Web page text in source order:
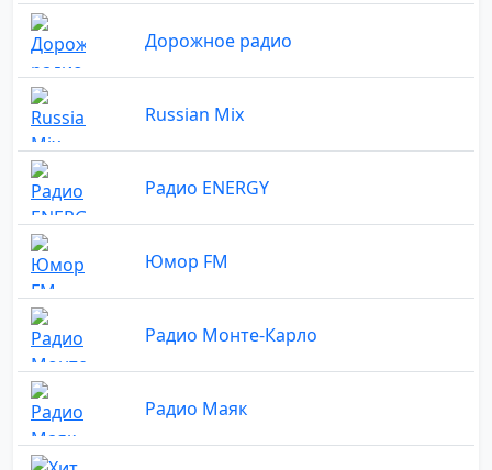
Дорожное радио
Russian Mix
Радио ENERGY
Юмор FM
Радио Монте-Карло
Радио Маяк